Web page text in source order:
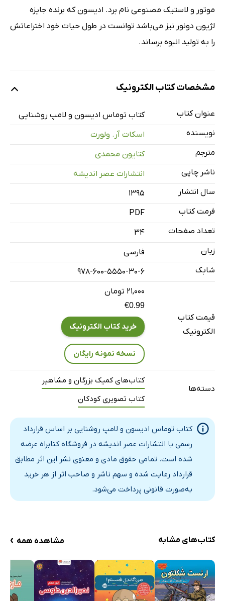
موتور و لاستیک مصنوعی نام برد. ادیسون که برنده جایزه
لژیون دونور نیز می‌باشد توانست در طول حیات خود اختراعاتش
را به تولید انبوه برساند.
مشخصات کتاب الکترونیک
عنوان کتاب
کتاب توماس ادیسون و لامپ روشنایی
نویسنده
اسکات آر. ولورت
مترجم
کتایون محمدی
ناشر چاپی
انتشارات عصر اندیشه
سال انتشار
۱۳۹۵
فرمت کتاب
PDF
تعداد صفحات
34
زبان
فارسی
شابک
978-600-5550-30-6
قیمت کتاب
الکترونیک
۲۱,۰۰۰ تومان
€0.99
خرید کتاب الکترونیک
نسخه نمونه رایگان
دسته‌ها
کتاب‌های کمیک بزرگان و مشاهیر
کتاب تصویری کودکان
کتاب توماس ادیسون و لامپ روشنایی بر اساس قرارداد
رسمی با انتشارات عصر اندیشه در فروشگاه کتابراه عرضه
شده است. تمامی حقوق مادی و معنوی نشر این اثر مطابق
قرارداد رعایت شده و سهم ناشر و صاحب اثر از هر خرید
به‌صورت قانونی پرداخت می‌شود.
کتاب‌های مشابه مشاهده همه ›